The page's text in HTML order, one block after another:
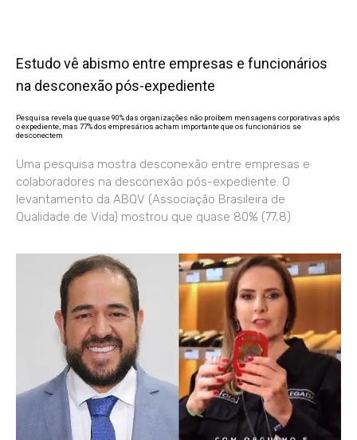
Estudo vê abismo entre empresas e funcionários
na desconexão pós-expediente
Pesquisa revela que quase 90% das organizações não proíbem mensagens corporativas após
o expediente, mas 77% dos empresários acham importante que os funcionários se
desconectem
Uma pesquisa mostra desconexão entre empresas e
colaboradores na desconexão pós-expediente. O
levantamento da ABQV (Associação Brasileira de
Qualidade de Vida) mostrou que quase 80% (77,8)